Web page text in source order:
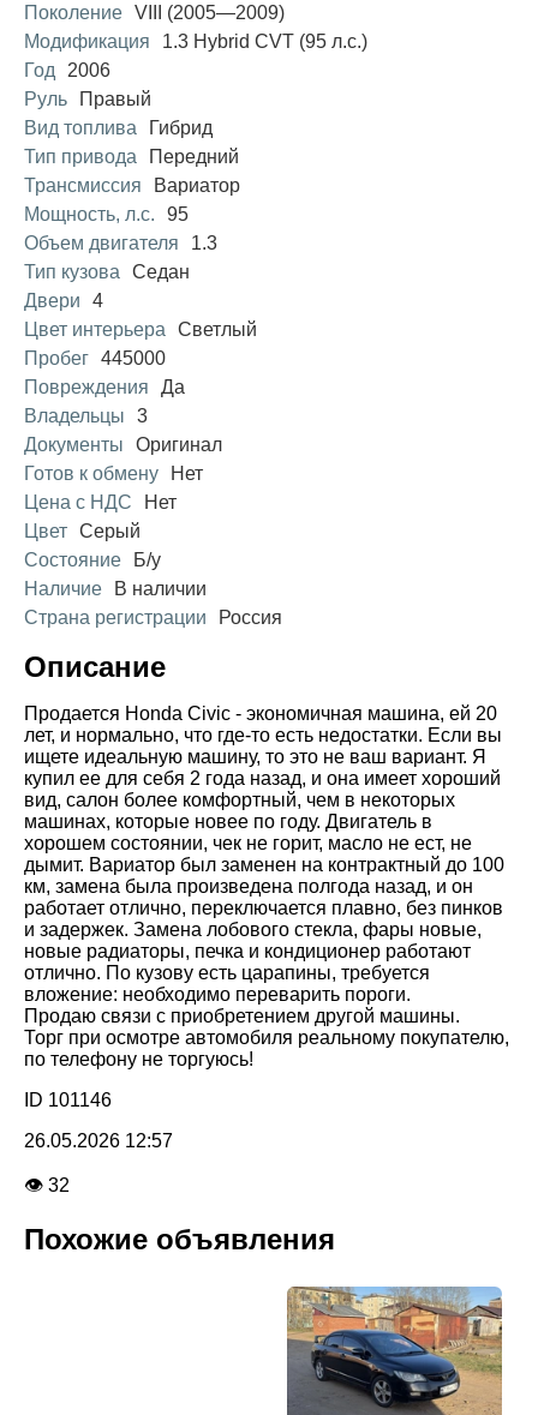
Поколение VIII (2005—2009)
Модификация
1.3 Hybrid CVT (95 л.с.)
Год
2006
Руль
Правый
Вид топлива
Гибрид
Тип привода
Передний
Трансмиссия
Вариатор
Мощность, л.с.
95
Объем двигателя
1.3
Тип кузова
Седан
Двери
4
Цвет интерьера
Светлый
Пробег 445000
Повреждения
Да
Владельцы
3
Документы
Оригинал
Готов к обмену
Нет
Цена с НДС
Нет
Цвет Серый
Состояние
Б/у
Наличие
В наличии
Страна регистрации
Россия
Описание
Продается Honda Civic - экономичная машина, ей 20
лет, и нормально, что где-то есть недостатки. Если вы
ищете идеальную машину, то это не ваш вариант. Я
купил ее для себя 2 года назад, и она имеет хороший
вид, салон более комфортный, чем в некоторых
машинах, которые новее по году. Двигатель в
хорошем состоянии, чек не горит, масло не ест, не
дымит. Вариатор был заменен на контрактный до 100
км, замена была произведена полгода назад, и он
работает отлично, переключается плавно, без пинков
и задержек. Замена лобового стекла, фары новые,
новые радиаторы, печка и кондиционер работают
отлично. По кузову есть царапины, требуется
вложение: необходимо переварить пороги.
Продаю связи с приобретением другой машины.
Торг при осмотре автомобиля реальному покупателю,
по телефону не торгуюсь!
ID 101146
26.05.2026 12:57
👁 32
Похожие объявления